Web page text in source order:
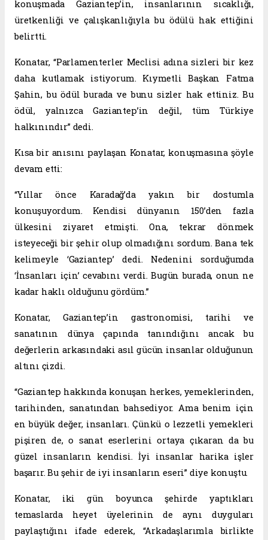
konuşmada Gaziantep’in, insanlarının sıcaklığı,
üretkenliği ve çalışkanlığıyla bu ödülü hak ettiğini
belirtti.
Konatar, “Parlamenterler Meclisi adına sizleri bir kez
daha kutlamak istiyorum. Kıymetli Başkan Fatma
Şahin, bu ödül burada ve bunu sizler hak ettiniz. Bu
ödül, yalnızca Gaziantep’in değil, tüm Türkiye
halkınındır” dedi.
Kısa bir anısını paylaşan Konatar, konuşmasına şöyle
devam etti:
“Yıllar önce Karadağ’da yakın bir dostumla
konuşuyordum. Kendisi dünyanın 150’den fazla
ülkesini ziyaret etmişti. Ona, tekrar dönmek
isteyeceği bir şehir olup olmadığını sordum. Bana tek
kelimeyle ‘Gaziantep’ dedi. Nedenini sorduğumda
‘İnsanları için’ cevabını verdi. Bugün burada, onun ne
kadar haklı olduğunu gördüm.”
Konatar, Gaziantep’in gastronomisi, tarihi ve
sanatının dünya çapında tanındığını ancak bu
değerlerin arkasındaki asıl gücün insanlar olduğunun
altını çizdi.
“Gaziantep hakkında konuşan herkes, yemeklerinden,
tarihinden, sanatından bahsediyor. Ama benim için
en büyük değer, insanları. Çünkü o lezzetli yemekleri
pişiren de, o sanat eserlerini ortaya çıkaran da bu
güzel insanların kendisi. İyi insanlar harika işler
başarır. Bu şehir de iyi insanların eseri” diye konuştu.
Konatar, iki gün boyunca şehirde yaptıkları
temaslarda heyet üyelerinin de aynı duyguları
paylaştığını ifade ederek, “Arkadaşlarımla birlikte